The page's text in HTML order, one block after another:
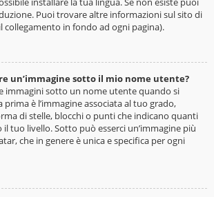
Puoi trovare altre informazioni sul sito di
collegamento in fondo ad ogni pagina).
un’immagine sotto il mio nome utente?
immagini sotto un nome utente quando si
prima è l’immagine associata al tuo grado,
di stelle, blocchi o punti che indicano quanti
tuo livello. Sotto può esserci un’immagine più
che in genere è unica e specifica per ogni